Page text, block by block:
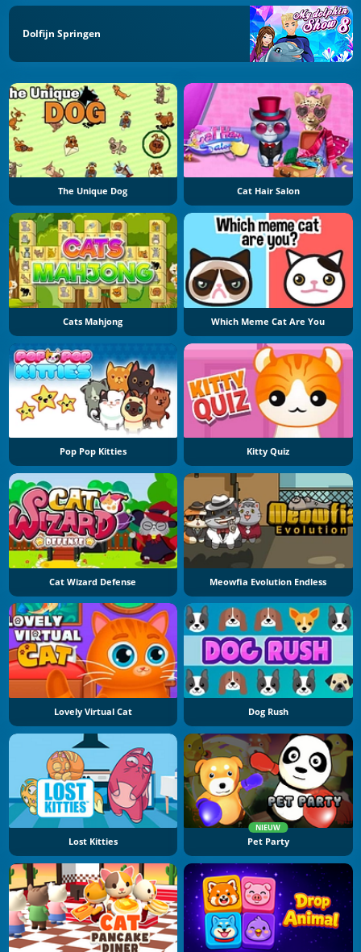
Dolfijn Springen
The Unique Dog Cat Hair Salon
Cats Mahjong Which Meme Cat Are You
Pop Pop Kitties Kitty Quiz
Cat Wizard Defense Meowfia Evolution Endless
Lovely Virtual Cat Dog Rush
Lost Kitties
NIEUW
Pet Party